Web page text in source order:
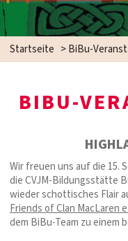
Startseite >BiBu-
BIBU-
Wir freuen uns auf die 15.
die CVJM-Bildungsstätte
wieder schottisches Flair
Friends of Clan MacLaren
dem BiBu-Team zu einem